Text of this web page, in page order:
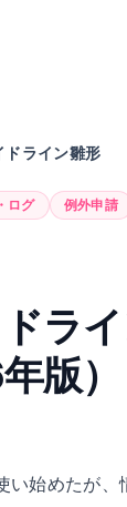
ドライン雛形
ログ 例外申請
ラ
版）
始めたが